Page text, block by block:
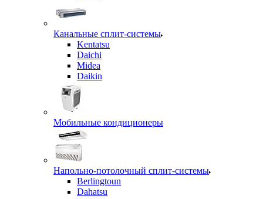
Канальные сплит-системы
Kentatsu
Daichi
Midea
Daikin
Мобильные кондиционеры
Напольно-потолочный сплит-системы
Berlingtoun
Dahatsu